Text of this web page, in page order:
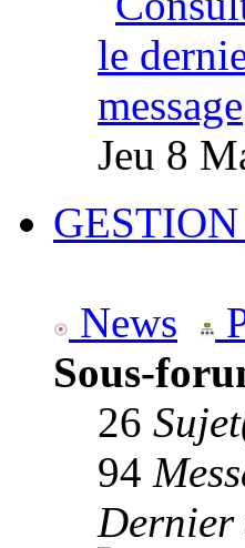
Jeu 8
News
Sous-
26
94
Dernier